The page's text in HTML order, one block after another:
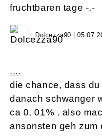
fruchtbaren tage -.-
Dolcezza90 |
....
die chance, dass du
danach schwanger
ca 0, 01% . also
ansonsten geh zum